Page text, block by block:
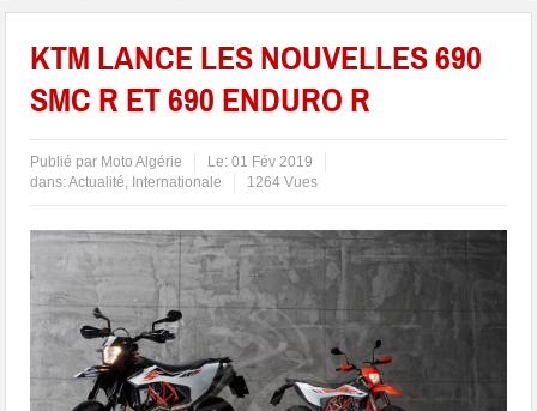
KTM LANCE LES NOUVELLES 690
SMC R ET 690 ENDURO R
Publié par Moto Algérie Le:01 Fév 2019
dans:Actualité, Internationale 1264 Vues